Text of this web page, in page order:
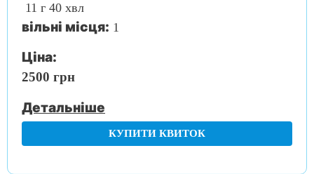
11 г 40 хвл
вільні місця: 1
Ціна:
2500 грн
Детальніше
КУПИТИ КВИТОК